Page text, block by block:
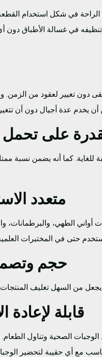
الراحة في شكل استخدام
في غسالة الأطباق
دون تغيير لعقود من
على تحمل
للغاية. كما أنه يضمن نسبة
متعدد
الطهي، والبرطمانات،
حجم
قابلة لإعادة
الوجبات الصحية وتناول